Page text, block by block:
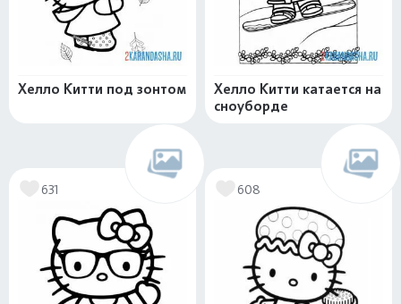
Хелло Китти под зонтом
Хелло Китти катается на
сноуборде
631 608